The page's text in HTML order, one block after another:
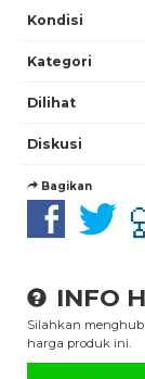
Kondisi
Kategori
Dilihat
Diskusi
Bagikan
INFO
Silahkan
harga produk ini.